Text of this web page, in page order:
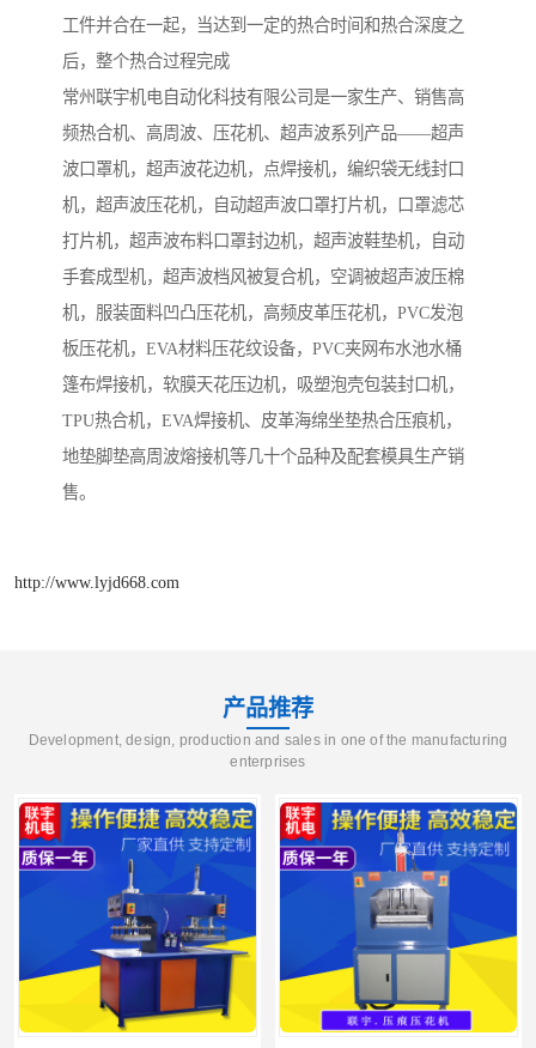
工件并合在一起，当达到一定的热合时间和热合深度之
后，整个热合过程完成
常州联宇机电自动化科技有限公司是一家生产、销售高
频热合机、高周波、压花机、超声波系列产品——超声
波口罩机，超声波花边机，点焊接机，编织袋无线封口
机，超声波压花机，自动超声波口罩打片机，口罩滤芯
打片机，超声波布料口罩封边机，超声波鞋垫机，自动
手套成型机，超声波档风被复合机，空调被超声波压棉
机，服装面料凹凸压花机，高频皮革压花机，PVC发泡
板压花机，EVA材料压花纹设备，PVC夹网布水池水桶
篷布焊接机，软膜天花压边机，吸塑泡壳包装封口机，
TPU热合机，EVA焊接机、皮革海绵坐垫热合压痕机，
地垫脚垫高周波熔接机等几十个品种及配套模具生产销
售。
http://www.lyjd668.com
产品推荐
Development, design, production and sales in one of the manufacturing
enterprises